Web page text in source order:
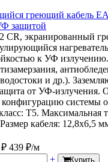
греющий кабель
защитой
CR, экранированный
к УФ
и др.).
от УФ-излучения.
конфигурацию системы
Т5. Максимальная
кабеля: 12,8х6,5
439 ₽/м
+ Купить